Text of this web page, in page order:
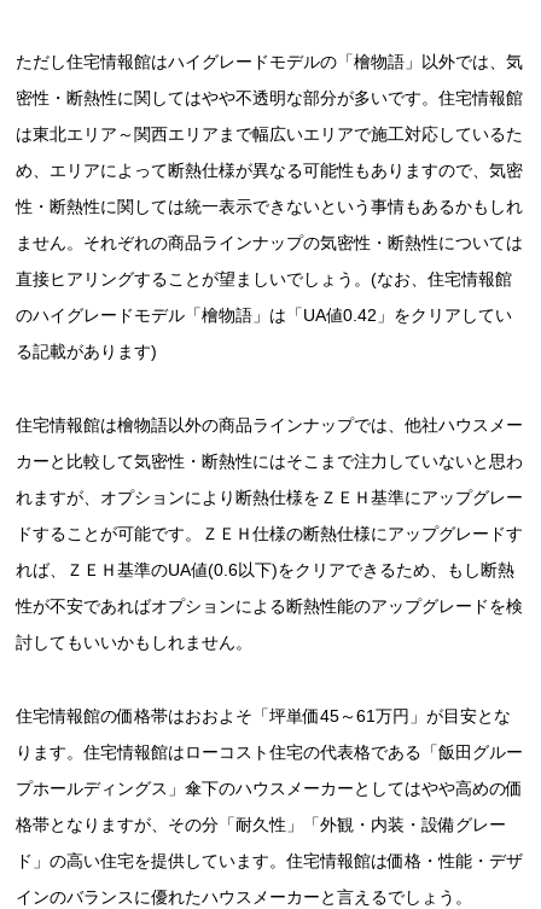
ただし住宅情報館はハイグレードモデルの「檜物語」以外では、気
密性・断熱性に関してはやや不透明な部分が多いです。住宅情報館
は東北エリア～関西エリアまで幅広いエリアで施工対応しているた
め、エリアによって断熱仕様が異なる可能性もありますので、気密
性・断熱性に関しては統一表示できないという事情もあるかもしれ
ません。それぞれの商品ラインナップの気密性・断熱性については
直接ヒアリングすることが望ましいでしょう。(なお、住宅情報館
のハイグレードモデル「檜物語」は「UA値0.42」をクリアしてい
る記載があります)
住宅情報館は檜物語以外の商品ラインナップでは、他社ハウスメー
カーと比較して気密性・断熱性にはそこまで注力していないと思わ
れますが、オプションにより断熱仕様をＺＥＨ基準にアップグレー
ドすることが可能です。ＺＥＨ仕様の断熱仕様にアップグレードす
れば、ＺＥＨ基準のUA値(0.6以下)をクリアできるため、もし断熱
性が不安であればオプションによる断熱性能のアップグレードを検
討してもいいかもしれません。
住宅情報館の価格帯はおおよそ「坪単価45～61万円」が目安とな
ります。住宅情報館はローコスト住宅の代表格である「飯田グルー
プホールディングス」傘下のハウスメーカーとしてはやや高めの価
格帯となりますが、その分「耐久性」「外観・内装・設備グレー
ド」の高い住宅を提供しています。住宅情報館は価格・性能・デザ
インのバランスに優れたハウスメーカーと言えるでしょう。